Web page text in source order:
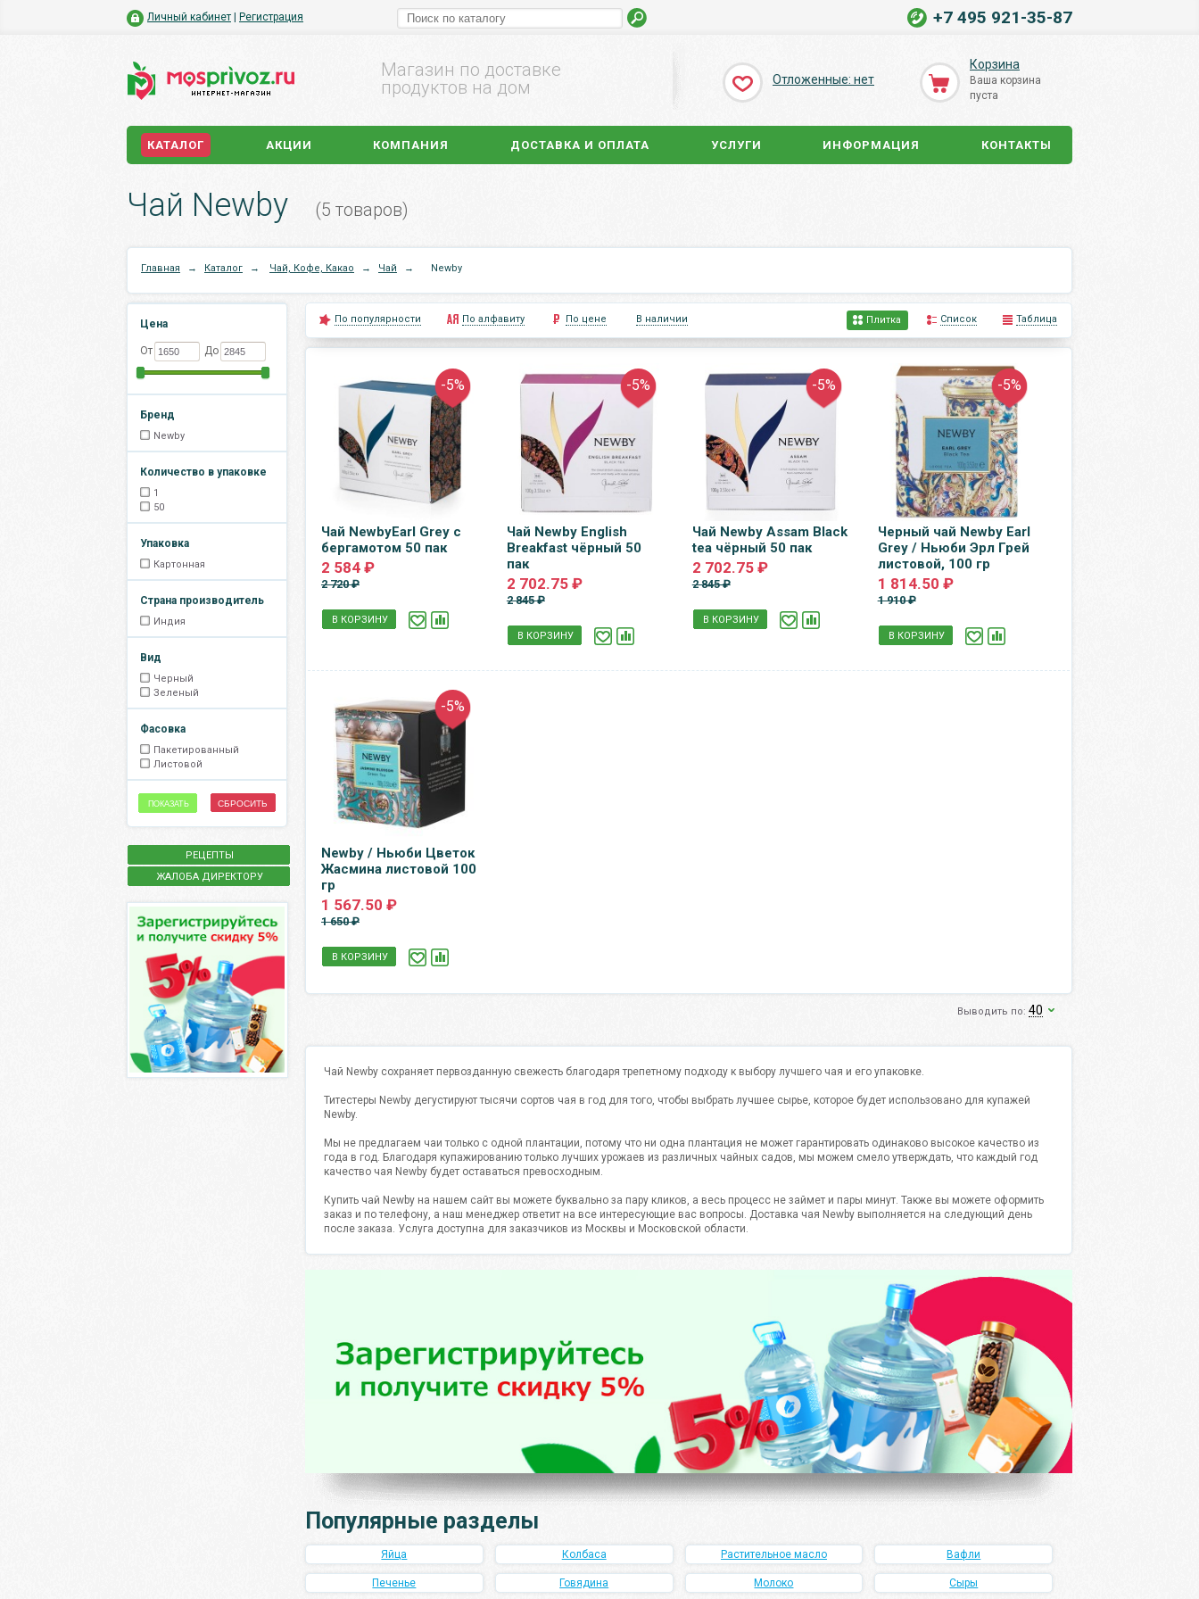
Личный кабинет Регистрация +7 495 921-35-87
Магазин по доставке
продуктов на дом
Отложенные: нет
Корзина
Ваша корзина
пуста
КАТАЛОГ АКЦИИ КОМПАНИЯ ДОСТАВКА И ОПЛАТА УСЛУГИ ИНФОРМАЦИЯ КОНТАКТЫ
Чай Newby (5 товаров)
Главная → Каталог → Чай, Кофе, Какао → Чай → Newby
Цена
От До
Бренд
Newby
Количество в упаковке
1
50
Упаковка
Картонная
Страна производитель
Индия
Вид
Черный
Зеленый
Фасовка
Пакетированный
Листовой
ПОКАЗАТЬ СБРОСИТЬ
РЕЦЕПТЫ
ЖАЛОБА ДИРЕКТОРУ
По популярности По алфавиту По цене В наличии Плитка Список Таблица
-5%
Чай NewbyEarl Grey с
бергамотом 50 пак
2 584 ₽
2 720 ₽
В КОРЗИНУ
-5%
Чай Newby English
Breakfast чёрный 50
пак
2 702.75 ₽
2 845 ₽
В КОРЗИНУ
-5%
Чай Newby Assam Black
tea чёрный 50 пак
2 702.75 ₽
2 845 ₽
В КОРЗИНУ
-5%
Черный чай Newby Earl
Grey / Ньюби Эрл Грей
листовой, 100 гр
1 814.50 ₽
1 910 ₽
В КОРЗИНУ
-5%
Newby / Ньюби Цветок
Жасмина листовой 100
гр
1 567.50 ₽
1 650 ₽
В КОРЗИНУ
Выводить по: 40
Чай Newby сохраняет первозданную свежесть благодаря трепетному подходу к выбору лучшего чая и его упаковке.
Титестеры Newby дегустируют тысячи сортов чая в год для того, чтобы выбрать лучшее сырье, которое будет использовано для купажей
Newby.
Мы не предлагаем чаи только с одной плантации, потому что ни одна плантация не может гарантировать одинаково высокое качество из
года в год. Благодаря купажированию только лучших урожаев из различных чайных садов, мы можем смело утверждать, что каждый год
качество чая Newby будет оставаться превосходным.
Купить чай Newby на нашем сайт вы можете буквально за пару кликов, а весь процесс не займет и пары минут. Также вы можете оформить
заказ и по телефону, а наш менеджер ответит на все интересующие вас вопросы. Доставка чая Newby выполняется на следующий день
после заказа. Услуга доступна для заказчиков из Москвы и Московской области.
Популярные разделы
Яйца Колбаса Растительное масло Вафли
Печенье Говядина Молоко Сыры